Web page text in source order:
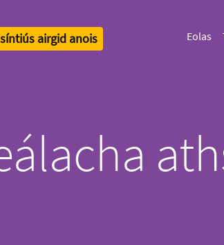
airgid anois Eolas